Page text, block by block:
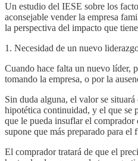
Un estudio del IESE sobre los
aconsejable vender la empresa
la perspectiva del impacto que
1. Necesidad de un nuevo
Cuando hace falta un nuevo líder,
tomando la empresa, o por la
Sin duda alguna, el valor se situará
hipotética continuidad, y el que se
que le pueda insuflar el
supone que más preparado para el
El comprador tratará de que el